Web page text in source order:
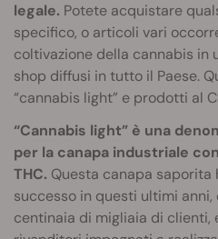
legale. Potete acquistare
specifico, o articoli vari
coltivazione della cannabis in
shop diffusi in tutto il Paese.
“cannabis light” e prodotti al
“Cannabis light” è una
per la canapa industriale
THC. Questa canapa
successo in questi ultimi
centinaia di migliaia di